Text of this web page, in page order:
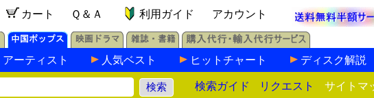
カート Ｑ＆Ａ 利用ガイド アカウント
アーティスト 人気ベスト ヒットチャート ディスク解説
検索ガイド リクエスト サイトマ